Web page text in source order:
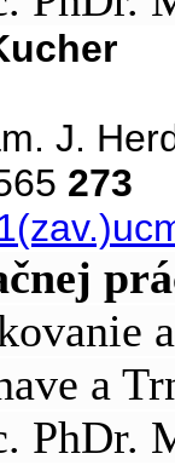
J.
273
a
PhDr.